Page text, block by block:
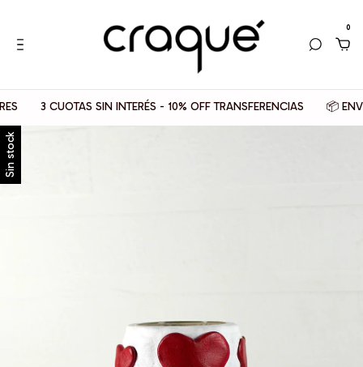
0
3 CUOTAS SIN INTERÉS - 10% OFF TRANSFERENCIAS 📦
Sin stock